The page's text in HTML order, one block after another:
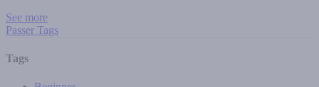
See more
Passer Tags
Tags